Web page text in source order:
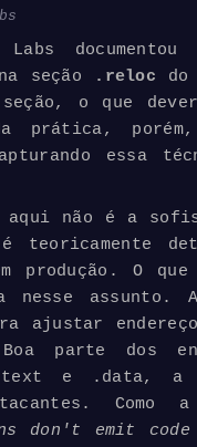
Labs documentou
seção .reloc
seção, o que
prática,
essa
não é a
teoricamente
produção. O
nesse
ajustar
parte dos
.text e .data, a
Como
don't emit